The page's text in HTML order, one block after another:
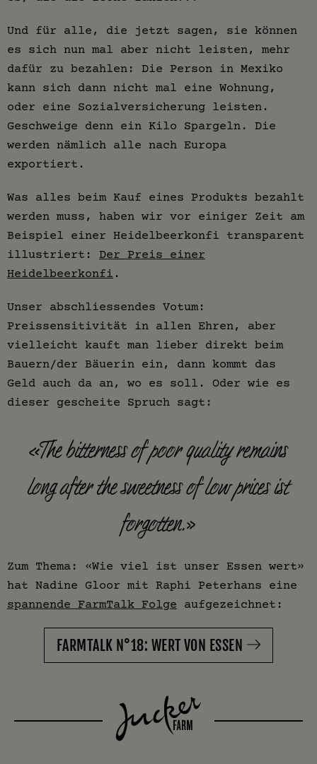
Und für alle, die jetzt sagen, sie können
es sich nun mal aber nicht leisten, mehr
dafür zu bezahlen: Die Person in Mexiko
kann sich dann nicht mal eine Wohnung,
oder eine Sozialversicherung leisten.
Geschweige denn ein Kilo Spargeln. Die
werden nämlich alle nach Europa
exportiert.
Was alles beim Kauf eines Produkts bezahlt
werden muss, haben wir vor einiger Zeit am
Beispiel einer Heidelbeerkonfi transparent
illustriert: Der Preis einer
Heidelbeerkonfi .
Unser abschliessendes Votum:
Preissensitivität in allen Ehren, aber
vielleicht kauft man lieber direkt beim
Bauern/der Bäuerin ein, dann kommt das
Geld auch da an, wo es soll. Oder wie es
dieser gescheite Spruch sagt:
«The bitterness of poor quality remains
long after the sweetness of low prices ist
forgotten.»
Zum Thema: «Wie viel ist unser Essen wert»
hat Nadine Gloor mit Raphi Peterhans eine
spannende FarmTalk Folge aufgezeichnet:
FARMTALK N°18: WERT VON ESSEN